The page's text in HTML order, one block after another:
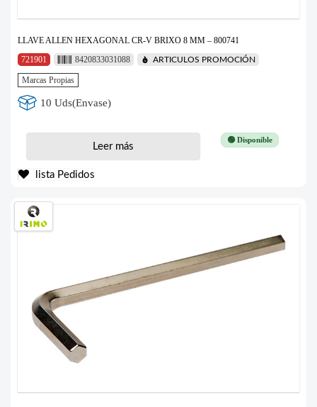
LLAVE ALLEN HEXAGONAL CR-V BRIXO 8 MM – 800741
721901
8420833031088 ARTICULOS PROMOCIÓN
Marcas Propias
10 Uds(Envase)
🟢 Disponible
Leer más
lista Pedidos